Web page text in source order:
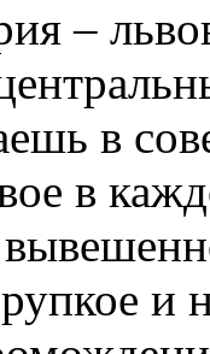
–
в
в
и